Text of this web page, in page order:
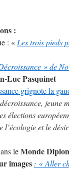
:
: « Les trois pieds
» de
Luc Pasquinet
grignote la
jeune
élections
l’écologie et le
leMonde
images : « Aller